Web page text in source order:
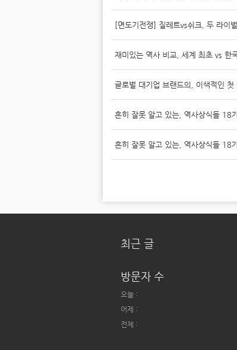
[면도기전쟁] 질레트vs쉬크, 두 라이
재미있는 역사 비교, 세계 최초 vs 한
글로벌 대기업 브랜드의, 이색적인 첫
흔히 잘못 알고 있는, 역사상식들 18
흔히 잘못 알고 있는, 역사상식들 18
최근 글
방문자 수
오늘 :
어제 :
전체 :